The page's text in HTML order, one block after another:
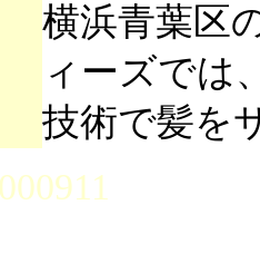
横浜青葉区
ィーズでは
技術で髪を